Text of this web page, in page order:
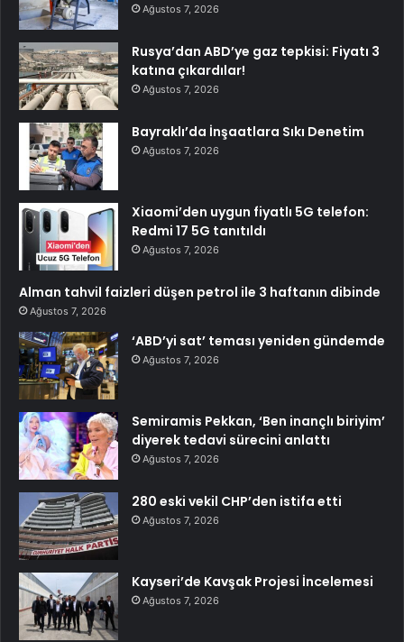
Ağustos 7, 2026
Rusya’dan ABD’ye gaz tepkisi: Fiyatı 3
katına çıkardılar!
Ağustos 7, 2026
Bayraklı’da İnşaatlara Sıkı Denetim
Ağustos 7, 2026
Xiaomi’den uygun fiyatlı 5G telefon:
Redmi 17 5G tanıtıldı
Ağustos 7, 2026
Alman tahvil faizleri düşen petrol ile 3 haftanın dibinde
Ağustos 7, 2026
‘ABD’yi sat’ teması yeniden gündemde
Ağustos 7, 2026
Semiramis Pekkan, ‘Ben inançlı biriyim’
diyerek tedavi sürecini anlattı
Ağustos 7, 2026
280 eski vekil CHP’den istifa etti
Ağustos 7, 2026
Kayseri’de Kavşak Projesi İncelemesi
Ağustos 7, 2026